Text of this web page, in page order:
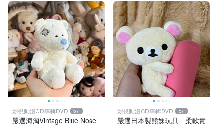
影視動漫CD專輯DVD 57
嚴選海淘Vintage Blue Nose
影視動漫CD專輯DVD 57
嚴選日本製熊妹玩具，柔軟實